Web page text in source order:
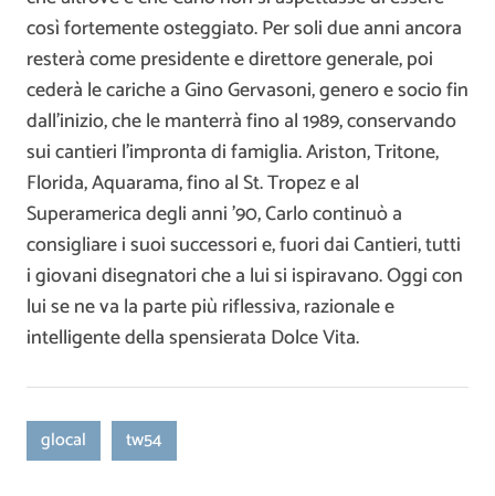
così fortemente osteggiato. Per soli due anni ancora
resterà come presidente e direttore generale, poi
cederà le cariche a Gino Gervasoni, genero e socio fin
dall’inizio, che le manterrà fino al 1989, conservando
sui cantieri l’impronta di famiglia. Ariston, Tritone,
Florida, Aquarama, fino al St. Tropez e al
Superamerica degli anni ’90, Carlo continuò a
consigliare i suoi successori e, fuori dai Cantieri, tutti
i giovani disegnatori che a lui si ispiravano. Oggi con
lui se ne va la parte più riflessiva, razionale e
intelligente della spensierata Dolce Vita.
glocal tw54